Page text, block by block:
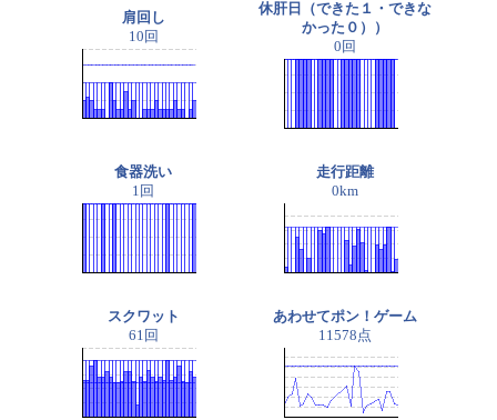
肩回し
10回
休肝日（できた１・できな
かった０））
0回
食器洗い
1回
走行距離
0km
スクワット
61回
あわせてポン！ゲーム
11578点